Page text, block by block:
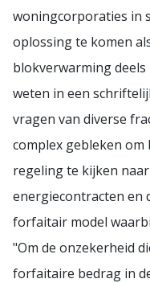
woningcorporaties in
oplossing te komen
blokverwarming
weten in een
vragen van diverse
complex gebleken om
regeling te kijken
energiecontracten en
forfaitair model
"Om de onzekerheid
forfaitaire bedrag in